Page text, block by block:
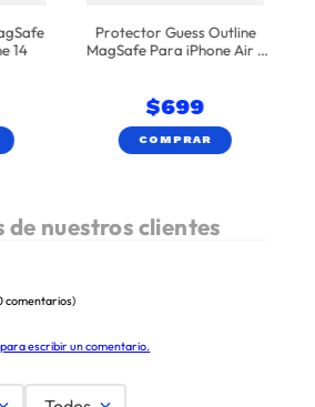
14
Protector Guess Outline
MagSafe Para iPhone Air -
$699
COMPRAR
comentarios)
escribir un comentario.